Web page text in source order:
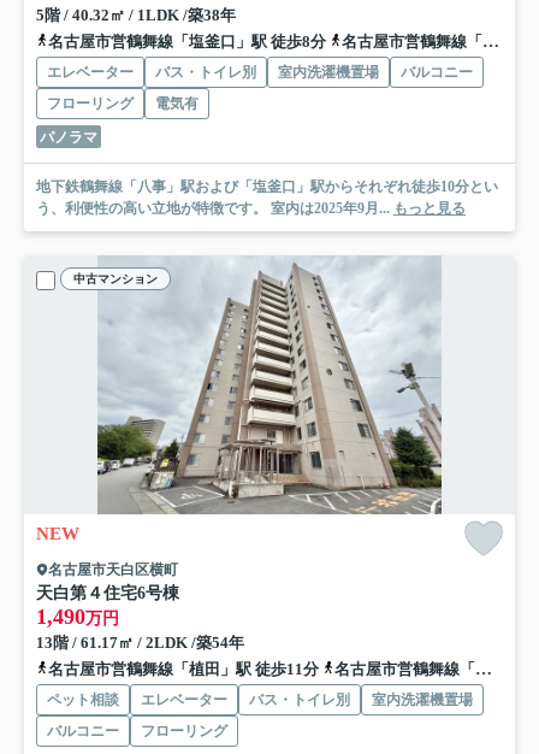
5階 / 40.32㎡ / 1LDK /築38年
名古屋市営鶴舞線「塩釜口」駅 徒歩8分
名古屋市営鶴舞線「八事」駅 徒歩12分
エレベーター バス・トイレ別 室内洗濯機置場
バルコニー
フローリング
電気有
パノラマ
地下鉄鶴舞線「八事」駅および「塩釜口」駅からそれぞれ徒歩10分とい
う、利便性の高い立地が特徴です。 室内は2025年9月... もっと見る
中古マンション
NEW
名古屋市天白区横町
天白第４住宅6号棟
1,490万円
13階 / 61.17㎡ / 2LDK /築54年
名古屋市営鶴舞線「植田」駅 徒歩11分
名古屋市営鶴舞線「原」駅 徒歩15分
ペット相談 エレベーター バス・トイレ別
室内洗濯機置場
バルコニー
フローリング